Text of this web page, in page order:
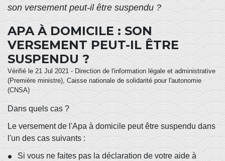
son versement peut-il être suspendu ?
APA À DOMICILE : SON
VERSEMENT PEUT-IL ÊTRE
SUSPENDU ?
Vérifié le 21 Jul 2021 - Direction de l'information légale et administrative
(Première ministre), Caisse nationale de solidarité pour l'autonomie
(CNSA)
Dans quels cas ?
Le versement de l'Apa à domicile peut être suspendu dans
l'un des cas suivants :
Si vous ne faites pas la déclaration de votre aide à